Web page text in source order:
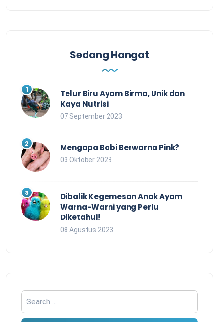
Sedang Hangat
Telur Biru Ayam Birma, Unik dan
Kaya Nutrisi
07 September 2023
Mengapa Babi Berwarna Pink?
03 Oktober 2023
Dibalik Kegemesan Anak Ayam
Warna-Warni yang Perlu
Diketahui!
08 Agustus 2023